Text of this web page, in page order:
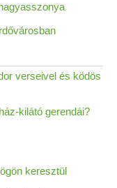
verseivel és ködös
kilátó gerendái?
keresztül